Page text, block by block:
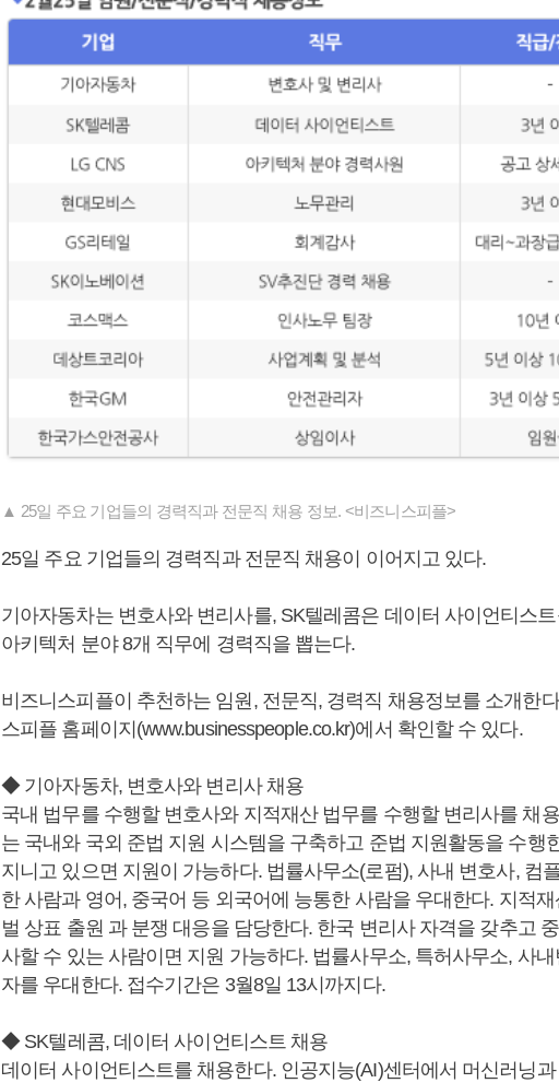
▲ 25일 주요 기업들의 경력직과 전문직 채용 정보. <비즈니스피플>
25일 주요 기업들의 경력직과 전문직 채용이 이어지고 있다.
기아자동차는 변호사와 변리사를, SK텔레콤은 데이터 사이언티스
아키텍처 분야 8개 직무에 경력직을 뽑는다.
비즈니스피플이 추천하는 임원, 전문직, 경력직 채용정보를 소개한
스피플 홈페이지(www.businesspeople.co.kr)에서 확인할 수 있다.
◆ 기아자동차, 변호사와 변리사 채용
국내 법무를 수행할 변호사와 지적재산 법무를 수행할 변리사를 채
는 국내와 국외 준법 지원 시스템을 구축하고 준법 지원활동을 수행
지니고 있으면 지원이 가능하다. 법률사무소(로펌), 사내 변호사, 컴
한 사람과 영어, 중국어 등 외국어에 능통한 사람을 우대한다. 지적
벌 상표 출원 과 분쟁 대응을 담당한다. 한국 변리사 자격을 갖추고
사할 수 있는 사람이면 지원 가능하다. 법률사무소, 특허사무소, 사
자를 우대한다. 접수기간은 3월8일 13시까지다.
◆ SK텔레콤, 데이터 사이언티스트 채용
데이터 사이언티스트를 채용한다. 인공지능(AI)센터에서 머신러닝